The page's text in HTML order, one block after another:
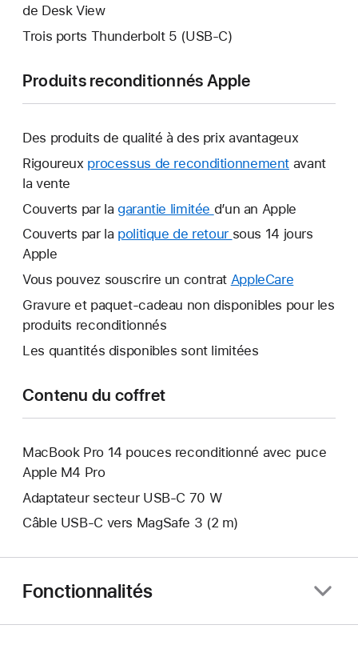
de Desk View
Trois ports Thunderbolt 5 (USB‑C)
Produits reconditionnés Apple
Des produits de qualité à des prix avantageux
Rigoureux processus de reconditionnement avant
la vente
Couverts par la garantie limitée Une
nouvelle
d’un an Apple
Couverts par la politique de retour Une
fenêtre
sous 14 jours
Apple
Vous pouvez souscrire un contrat AppleCare
nouvelle
Gravure et paquet-cadeau non disponibles pour les
produits reconditionnés
Les quantités disponibles sont limitées
Contenu du coffret
MacBook Pro 14 pouces reconditionné avec puce
Apple M4 Pro
Adaptateur secteur USB‑C 70 W
Câble USB-C vers MagSafe 3 (2 m)
Fonctionnalités